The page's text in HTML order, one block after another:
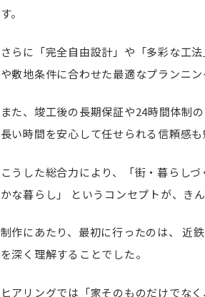
す。
さらに「完全自由設計」や「多彩な工法
や敷地条件に合わせた最適なプランニン
また、竣工後の長期保証や24時間体制
長い時間を安心して任せられる信頼感も
こうした総合力により、「街・暮らし
かな暮らし」
というコンセプトが、き
制作にあたり、最初に行ったのは、
近
を深く理解することでした。
ヒアリングでは「家そのものだけでな